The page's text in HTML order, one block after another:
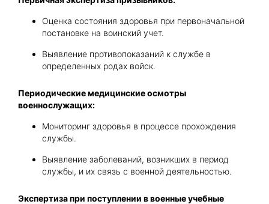
Оценка состояния здоровья при первоначальной
постановке на воинский учет.
Выявление противопоказаний к службе в
определенных родах войск.
Периодические медицинские осмотры
военнослужащих:
Мониторинг здоровья в процессе прохождения
службы.
Выявление заболеваний, возникших в период
службы, и их связь с военной деятельностью.
Экспертиза при поступлении в военные учебные